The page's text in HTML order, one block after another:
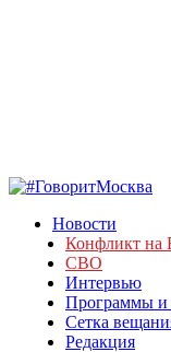
Новости
Конфликт на
СВО
Интервью
Программы и
Сетка
Редакция